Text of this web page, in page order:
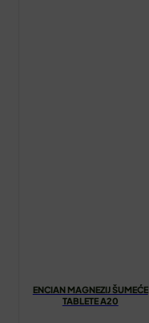
ENCIAN MAGNEZIJ ŠUMEĆE
TABLETE A20